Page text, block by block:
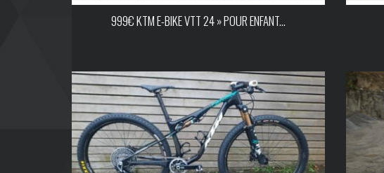
999€ KTM E-BIKE VTT 24 » POUR ENFANT...